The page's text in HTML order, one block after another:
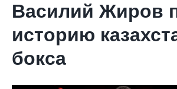
Василий Жиров
историю
бокса